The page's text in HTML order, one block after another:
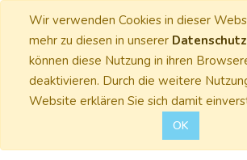
Wir verwenden Cookies in dieser
mehr zu diesen in unserer
können diese Nutzung in ihren
deaktivieren. Durch die weitere
Website erklären Sie sich damit
OK